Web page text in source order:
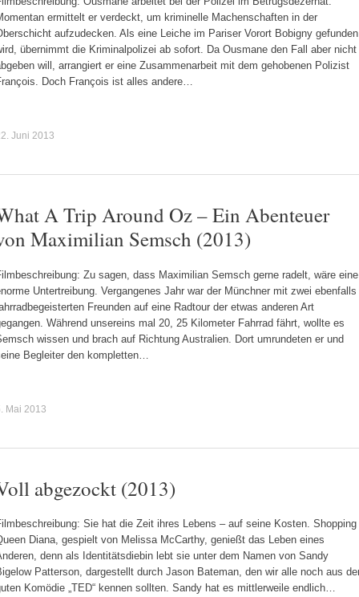
ermittelt er verdeckt, um kriminelle Machenschaften in der
aufzudecken. Als eine Leiche im Pariser Vorort Bobigny gefunden
übernimmt die Kriminalpolizei ab sofort. Da Ousmane den Fall aber nicht
will, arrangiert er eine Zusammenarbeit mit dem gehobenen Polizist
Doch François ist alles andere…
Juni 2013
A Trip Around Oz – Ein Abenteuer
Maximilian Semsch (2013)
Zu sagen, dass Maximilian Semsch gerne radelt, wäre eine
Untertreibung. Vergangenes Jahr war der Münchner mit zwei ebenfalls
Freunden auf eine Radtour der etwas anderen Art
Während unsereins mal 20, 25 Kilometer Fahrrad fährt, wollte es
wissen und brach auf Richtung Australien. Dort umrundeten er und
Begleiter den kompletten…
Mai 2013
abgezockt (2013)
Sie hat die Zeit ihres Lebens – auf seine Kosten. Shopping
Diana, gespielt von Melissa McCarthy, genießt das Leben eines
denn als Identitätsdiebin lebt sie unter dem Namen von Sandy
Patterson, dargestellt durch Jason Bateman, den wir alle noch aus
Komödie „TED“ kennen sollten. Sandy hat es mittlerweile endlich…